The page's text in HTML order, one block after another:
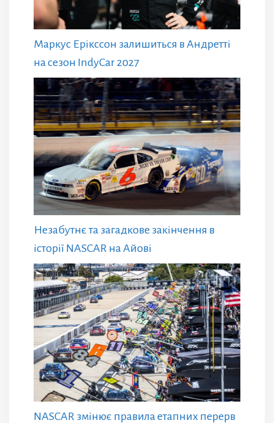
Маркус Ерікссон залишиться в Андретті
на сезон IndyCar 2027
Незабутнє та загадкове закінчення в
історії NASCAR на Айові
NASCAR змінює правила етапних перерв